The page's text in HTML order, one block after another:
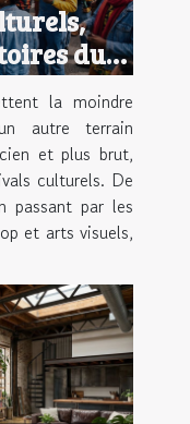
du
la moindre
autre terrain
et plus brut,
culturels. De
passant par les
et arts visuels,